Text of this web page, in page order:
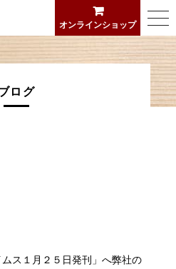
折箱店
ログ
ス１月２５日発刊」へ弊社の
オンラインショップ